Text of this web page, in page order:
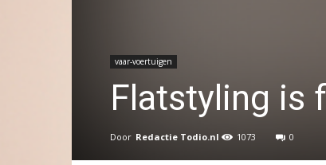
vaar-voertuigen
Flatstyling is
Door Redactie Todio.nl 1073 0